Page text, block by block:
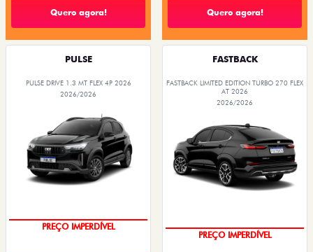
Quero agora! Quero agora!
PULSE
PULSE DRIVE 1.3 MT FLEX 4P 2026
2026/2026
PREÇO IMPERDÍVEL
FASTBACK
FASTBACK LIMITED EDITION TURBO 270 FLEX
AT 2026
2026/2026
PREÇO IMPERDÍVEL